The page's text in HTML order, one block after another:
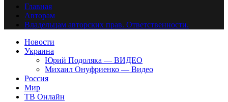
Главная
Авторам
Владельцам авторских прав. Ответственности.
Новости
Украина
Юрий Подоляка — ВИДЕО
Михаил Онуфриенко — Видео
Россия
Мир
ТВ Онлайн